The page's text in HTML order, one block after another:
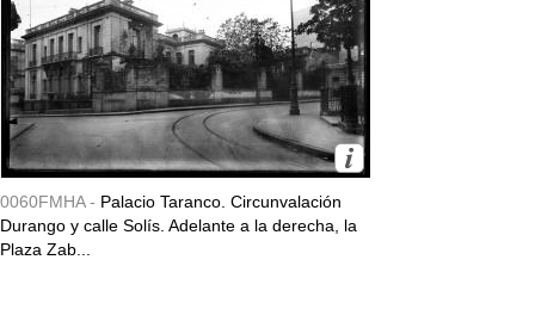
0060FMHA - Palacio Taranco. Circunvalación
Durango y calle Solís. Adelante a la derecha, la
Plaza Zab...